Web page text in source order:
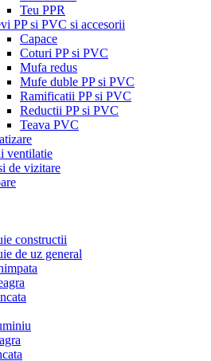
Teu PPR
PP si PVC si accesorii
Capace
Coturi PP si PVC
Mufa redus
Mufe duble PP si PVC
Ramificatii PP si PVC
Reductii PP si PVC
Teava PVC
ventilatie
de vizitare
constructii
de uz general